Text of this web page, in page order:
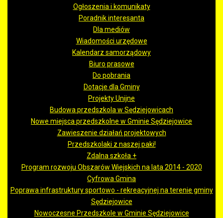
Ogłoszenia i komunikaty
Poradnik interesanta
Dla mediów
Wiadomości urzędowe
Kalendarz samorządowy
Biuro prasowe
Do pobrania
Dotacje dla Gminy
Projekty Unijne
Budowa przedszkola w Sędziejowicach
Nowe miejsca przedszkolne w Gminie Sędziejowice
Zawieszenie działań projektowych
Przedszkolaki z naszej paki!
Zdalna szkoła +
Program rozwoju Obszarów Wiejskich na lata 2014 - 2020
Cyfrowa Gmina
Poprawa infrastruktury sportowo - rekreacyjnej na terenie gminy
Sędziejowice
Nowoczesne Przedszkole w Gminie Sędziejowice